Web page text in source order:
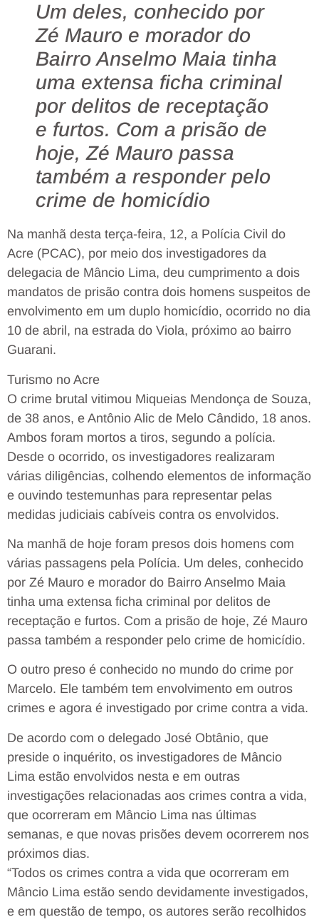
Um deles, conhecido por
Zé Mauro e morador do
Bairro Anselmo Maia tinha
uma extensa ficha criminal
por delitos de receptação
e furtos. Com a prisão de
hoje, Zé Mauro passa
também a responder pelo
crime de homicídio
Na manhã desta terça-feira, 12, a Polícia Civil do
Acre (PCAC), por meio dos investigadores da
delegacia de Mâncio Lima, deu cumprimento a dois
mandatos de prisão contra dois homens suspeitos de
envolvimento em um duplo homicídio, ocorrido no dia
10 de abril, na estrada do Viola, próximo ao bairro
Guarani.
Turismo no Acre
O crime brutal vitimou Miqueias Mendonça de Souza,
de 38 anos, e Antônio Alic de Melo Cândido, 18 anos.
Ambos foram mortos a tiros, segundo a polícia.
Desde o ocorrido, os investigadores realizaram
várias diligências, colhendo elementos de informação
e ouvindo testemunhas para representar pelas
medidas judiciais cabíveis contra os envolvidos.
Na manhã de hoje foram presos dois homens com
várias passagens pela Polícia. Um deles, conhecido
por Zé Mauro e morador do Bairro Anselmo Maia
tinha uma extensa ficha criminal por delitos de
receptação e furtos. Com a prisão de hoje, Zé Mauro
passa também a responder pelo crime de homicídio.
O outro preso é conhecido no mundo do crime por
Marcelo. Ele também tem envolvimento em outros
crimes e agora é investigado por crime contra a vida.
De acordo com o delegado José Obtânio, que
preside o inquérito, os investigadores de Mâncio
Lima estão envolvidos nesta e em outras
investigações relacionadas aos crimes contra a vida,
que ocorreram em Mâncio Lima nas últimas
semanas, e que novas prisões devem ocorrerem nos
próximos dias.
“Todos os crimes contra a vida que ocorreram em
Mâncio Lima estão sendo devidamente investigados,
e em questão de tempo, os autores serão recolhidos